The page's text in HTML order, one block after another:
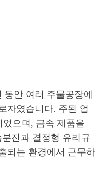
동안 여러 주물공장에
자였습니다. 주된 업
으며, 금속 제품을
진과 결정형 유리규
되는 환경에서 근무하